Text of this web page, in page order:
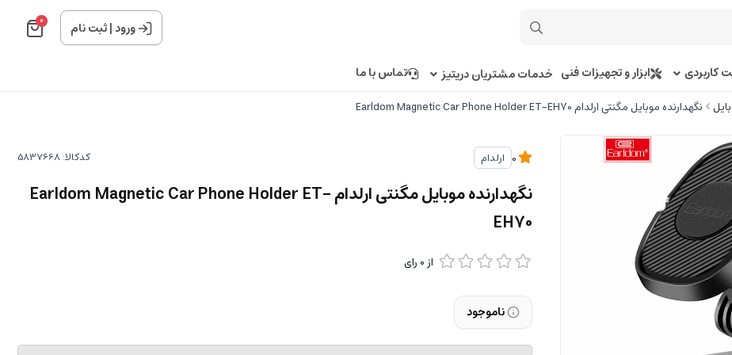
ورود|ثبت نام 0
کاربردی ابزار و تجهیزات فنی خدمات مشتریان دریتیز تماس با ما
نگهدارنده موبایل مگنتی ارلدام Earldom Magnetic Car Phone Holder ET-EH70
ارلدام کدکالا:
نگهدارنده موبایل مگنتی ارلدام Earldom Magnetic Car Phone Holder ET-
EH70
از 0 رای
ناموجود